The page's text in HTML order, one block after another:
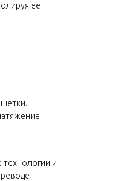
ее
и